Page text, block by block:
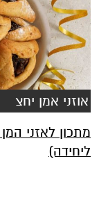
אוזני אמן יחצ
ליחידה)